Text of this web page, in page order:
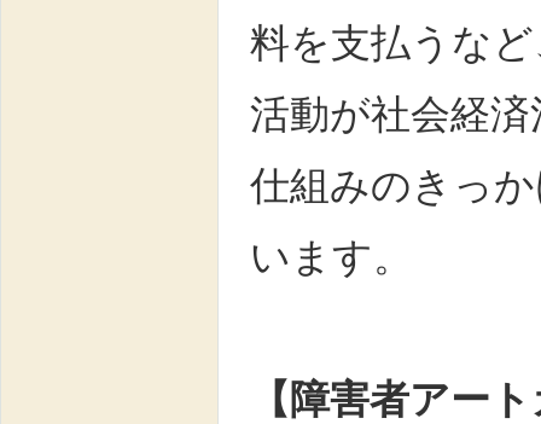
料を支払うな
活動が社会経
仕組みのきっ
います。
【障害者アー